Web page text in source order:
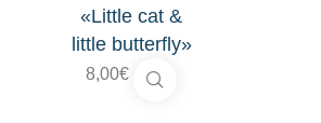
«Little cat &
little butterfly»
8,00€